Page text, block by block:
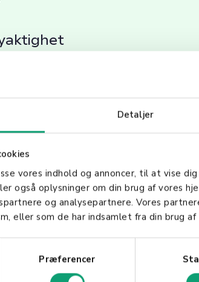
Detaljer
vores indhold og annoncer, til at vise
også oplysninger om din brug af vores
og analysepartnere. Vores
eller som de har indsamlet fra din brug
Præferencer
en virksomhet bidrar betydelig til
Ved å redusere manuelt arbeid
datalagring. Dette er spesielt
og detaljhandel.
håndterminaler, inkludert
skanningsteknologier, har
av skytjenester og IoT
fjernovervåking og avansert